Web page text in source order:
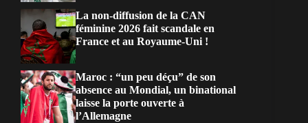
La non-diffusion de la CAN
féminine 2026 fait scandale en
France et au Royaume-Uni !
Maroc : “un peu déçu” de son
absence au Mondial, un binational
laisse la porte ouverte à
l’Allemagne